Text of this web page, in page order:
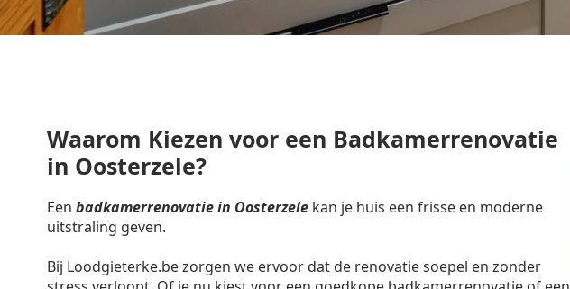
Waarom Kiezen voor een Badkamerrenovatie
in Oosterzele?
Een badkamerrenovatie in Oosterzele kan je huis een frisse en moderne
uitstraling geven.
Bij Loodgieterke.be zorgen we ervoor dat de renovatie soepel en zonder